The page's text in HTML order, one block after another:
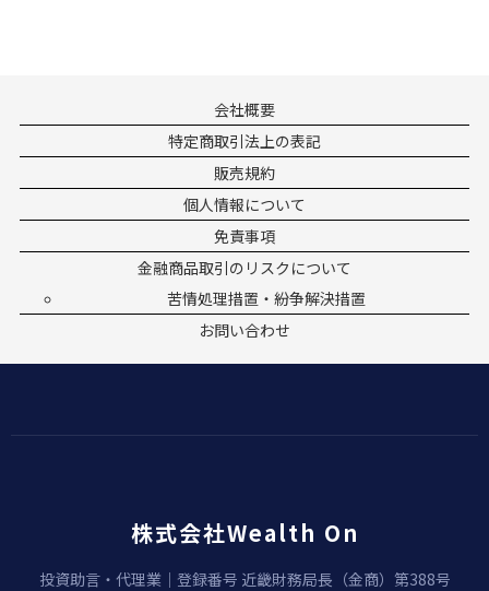
会社概要
特定商取引法上の表記
販売規約
個人情報について
免責事項
金融商品取引のリスクについて
苦情処理措置・紛争解決措置
お問い合わせ
株式会社Wealth On
投資助言・代理業｜登録番号 近畿財務局長（金商）第388号